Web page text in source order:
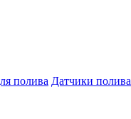
полива Датчики полива